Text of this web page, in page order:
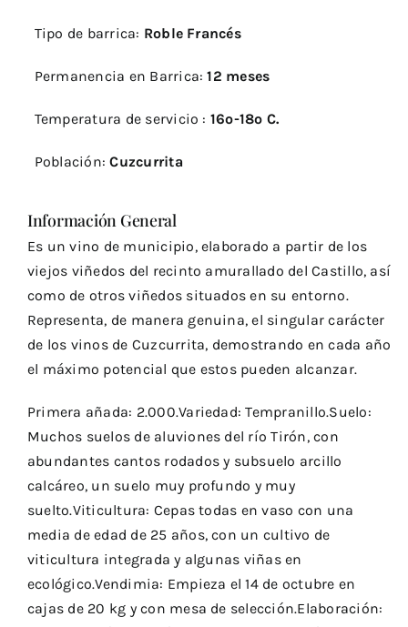
Tipo de barrica: Roble Francés
Permanencia en Barrica: 12 meses
Temperatura de servicio : 16º-18º C.
Población: Cuzcurrita
Información General
Es un vino de municipio, elaborado a partir de los
viejos viñedos del recinto amurallado del Castillo, así
como de otros viñedos situados en su entorno.
Representa, de manera genuina, el singular carácter
de los vinos de Cuzcurrita, demostrando en cada año
el máximo potencial que estos pueden alcanzar.
Primera añada: 2.000.Variedad: Tempranillo.Suelo:
Muchos suelos de aluviones del río Tirón, con
abundantes cantos rodados y subsuelo arcillo
calcáreo, un suelo muy profundo y muy
suelto.Viticultura: Cepas todas en vaso con una
media de edad de 25 años, con un cultivo de
viticultura integrada y algunas viñas en
ecológico.Vendimia: Empieza el 14 de octubre en
cajas de 20 kg y con mesa de selección.Elaboración: